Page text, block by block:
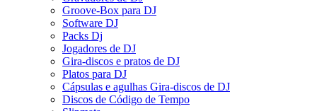
Groove-Box para DJ
Software DJ
Packs Dj
Jogadores de DJ
Gira-discos e pratos de DJ
Platos para DJ
Cápsulas e agulhas Gira-discos de DJ
Discos de Código de Tempo